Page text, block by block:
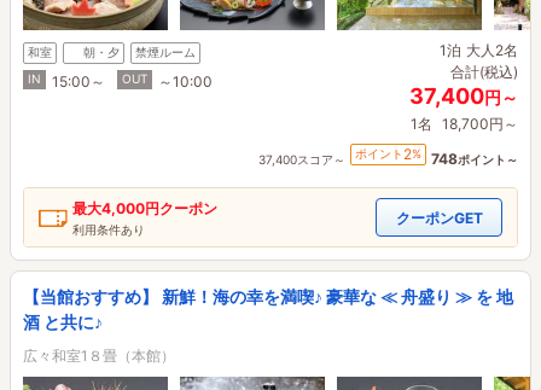
和室 朝・夕
禁煙ルーム
IN
15:00～ OUT ～10:00
1泊 大人2名
合計(税込)
37,400円～
1名 18,700円～
37,400スコア～ ポイント 2% 748ポイント～
最大4,000円クーポン
利用条件あり
クーポンGET
【当館おすすめ】 新鮮！海の幸を満喫♪ 豪華な ≪ 舟盛り ≫ を 地
酒 と共に♪
広々和室1８畳（本館）